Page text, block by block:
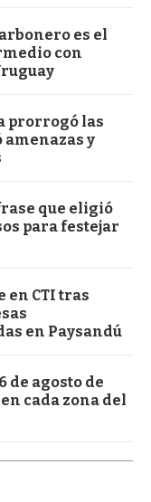
es el
con
prorrogó las
amenazas y
que eligió
para festejar
en CTI tras
en Paysandú
de agosto de
cada zona del